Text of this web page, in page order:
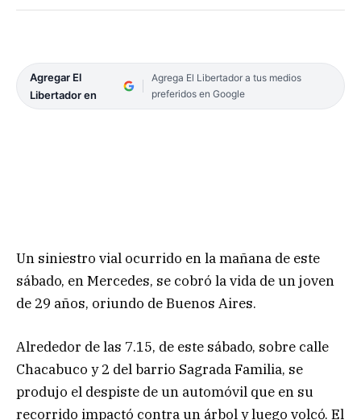
Agregar El
Libertador en
Agrega El Libertador a tus medios
preferidos en Google
Un siniestro vial ocurrido en la mañana de este
sábado, en Mercedes, se cobró la vida de un joven
de 29 años, oriundo de Buenos Aires.
Alrededor de las 7.15, de este sábado, sobre calle
Chacabuco y 2 del barrio Sagrada Familia, se
produjo el despiste de un automóvil que en su
recorrido impactó contra un árbol y luego volcó. El